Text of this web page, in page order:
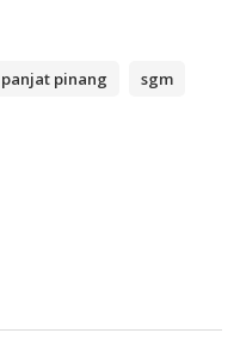
panjat pinang sgm